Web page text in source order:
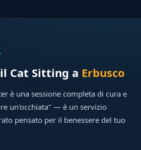
Cat Sitting a Erbusco
è una sessione completa di cura e
un'occhiata" — è un servizio
pensato per il benessere del tuo